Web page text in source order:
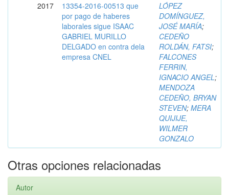
2017
13354-2016-00513 que
por pago de haberes
laborales sigue ISAAC
GABRIEL MURILLO
DELGADO en contra dela
empresa CNEL
LÓPEZ
DOMÍNGUEZ,
JOSÉ MARÍA;
CEDEÑO
ROLDÁN, FATSI;
FALCONES
FERRIN,
IGNACIO ANGEL;
MENDOZA
CEDEÑO, BRYAN
STEVEN; MERA
QUIJIJE,
WILMER
GONZALO
Otras opciones relacionadas
Autor